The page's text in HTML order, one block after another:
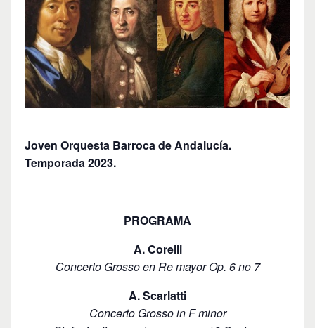
Joven Orquesta Barroca de Andalucía.
Temporada 2023.
PROGRAMA
A. Corelli
Concerto Grosso en Re mayor Op. 6 no 7
A. Scarlatti
Concerto Grosso in F minor